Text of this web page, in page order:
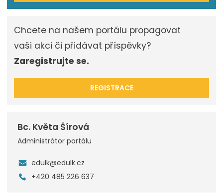
Chcete na našem portálu propagovat
vaši akci či přidávat příspěvky?
Zaregistrujte se.
REGISTRACE
Bc. Květa Šírová
Administrátor portálu
edulk@edulk.cz
+420 485 226 637